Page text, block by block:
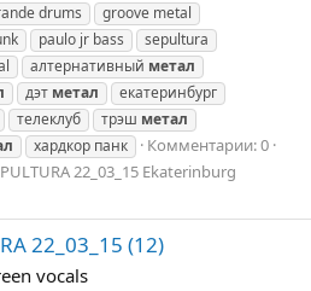
drums
groove metal
paulo jr bass
sepultura
алтернативный метал
дэт метал
екатеринбург
телеклуб трэш метал
хардкор панк
Комментарии: 0
22_03_15 Ekaterinburg
22_03_15 (12)
vocals